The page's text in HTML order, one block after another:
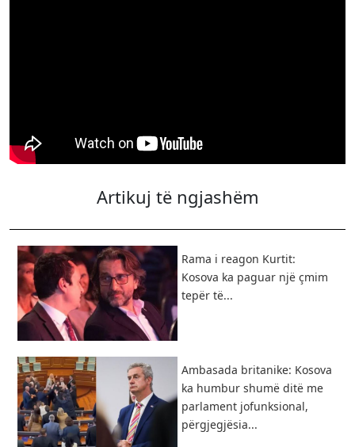
Artikuj të ngjashëm
Rama i reagon Kurtit:
Kosova ka paguar një çmim
tepër të...
Ambasada britanike: Kosova
ka humbur shumë ditë me
parlament jofunksional,
përgjegjësia...